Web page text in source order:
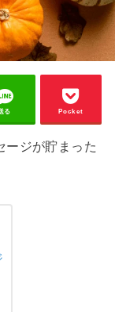
る Pocket
ージが貯まった